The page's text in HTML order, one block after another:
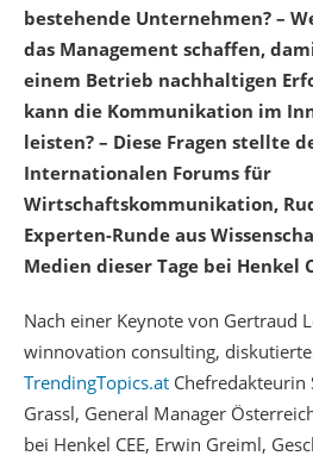
bestehende Unternehmen? –
das Management schaffen,
einem Betrieb nachhaltigen
kann die Kommunikation im
leisten? – Diese Fragen stellte
Internationalen Forums für
Wirtschaftskommunikation,
Experten-Runde aus
Medien dieser Tage bei Henkel
Nach einer Keynote von Gertraud
winnovation consulting,
TrendingTopics.at Chefredakteurin
Grassl, General Manager
bei Henkel CEE, Erwin Greiml,